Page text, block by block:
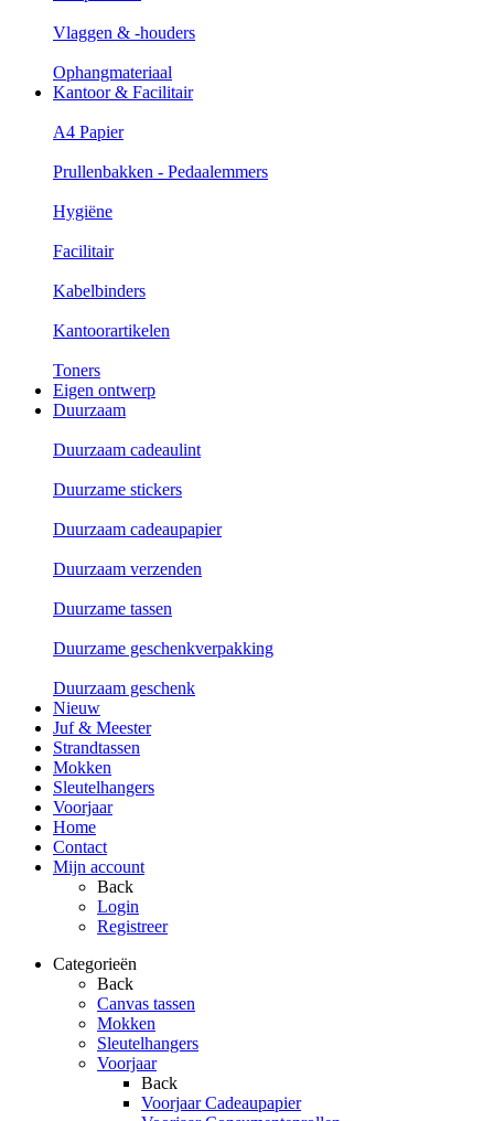
Vlaggen & -houders
Ophangmateriaal
Kantoor & Facilitair
A4 Papier
Prullenbakken - Pedaalemmers
Hygiëne
Facilitair
Kabelbinders
Kantoorartikelen
Toners
Eigen ontwerp
Duurzaam
Duurzaam cadeaulint
Duurzame stickers
Duurzaam cadeaupapier
Duurzaam verzenden
Duurzame tassen
Duurzame geschenkverpakking
Duurzaam geschenk
Nieuw
Juf & Meester
Strandtassen
Mokken
Sleutelhangers
Voorjaar
Home
Contact
Mijn account
Back
Login
Registreer
Categorieën
Back
Canvas tassen
Mokken
Sleutelhangers
Voorjaar
Back
Voorjaar Cadeaupapier